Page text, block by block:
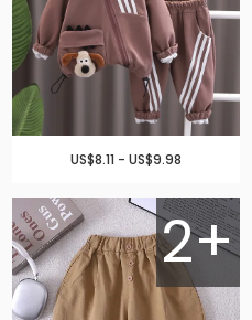
US$8.11 - US$9.98
2+